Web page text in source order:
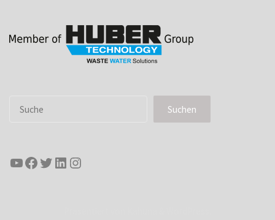
Suchen Suchen
YouTube
Facebook
Twitter
LinkedIn
Instagram